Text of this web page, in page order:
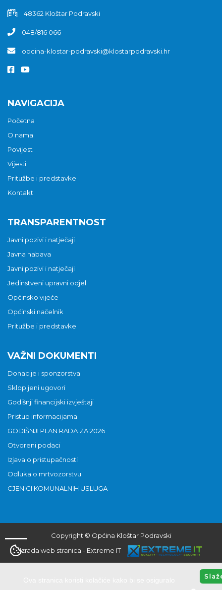
48362 Kloštar Podravski
048/816 066
opcina-klostar-podravski@klostarpodravski.hr
NAVIGACIJA
Početna
O nama
Povijest
Vijesti
Pritužbe i predstavke
Kontakt
TRANSPARENTNOST
Javni pozivi i natječaji
Javna nabava
Javni pozivi i natječaji
Jedinstveni upravni odjel
Općinsko vijeće
Općinski načelnik
Pritužbe i predstavke
VAŽNI DOKUMENTI
Donacije i sponzorstva
Sklopljeni ugovori
Godišnji financijski izvještaji
Pristup informacijama
GODIŠNJI PLAN RADA ZA 2026
Otvoreni podaci
Izjava o pristupačnosti
Odluka o mrtvozorstvu
CJENICI KOMUNALNIH USLUGA
Copyright © Općina Kloštar Podravski
Izrada web stranica - Extreme IT